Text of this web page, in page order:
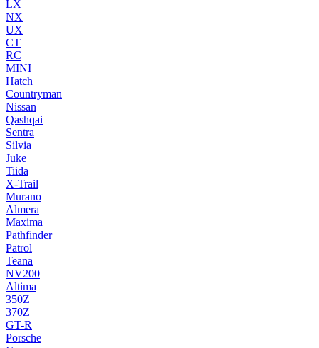
LX
NX
UX
CT
RC
MINI
Hatch
Countryman
Nissan
Qashqai
Sentra
Silvia
Juke
Tiida
X-Trail
Murano
Almera
Maxima
Pathfinder
Patrol
Teana
NV200
Altima
350Z
370Z
GT-R
Porsche